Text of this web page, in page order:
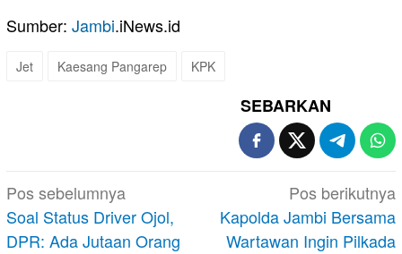
Sumber: Jambi.iNews.id
Jet Kaesang Pangarep KPK
SEBARKAN
Navigasi
pos
Pos sebelumnya
Soal Status Driver Ojol,
DPR: Ada Jutaan Orang
Pos berikutnya
Kapolda Jambi Bersama
Wartawan Ingin Pilkada